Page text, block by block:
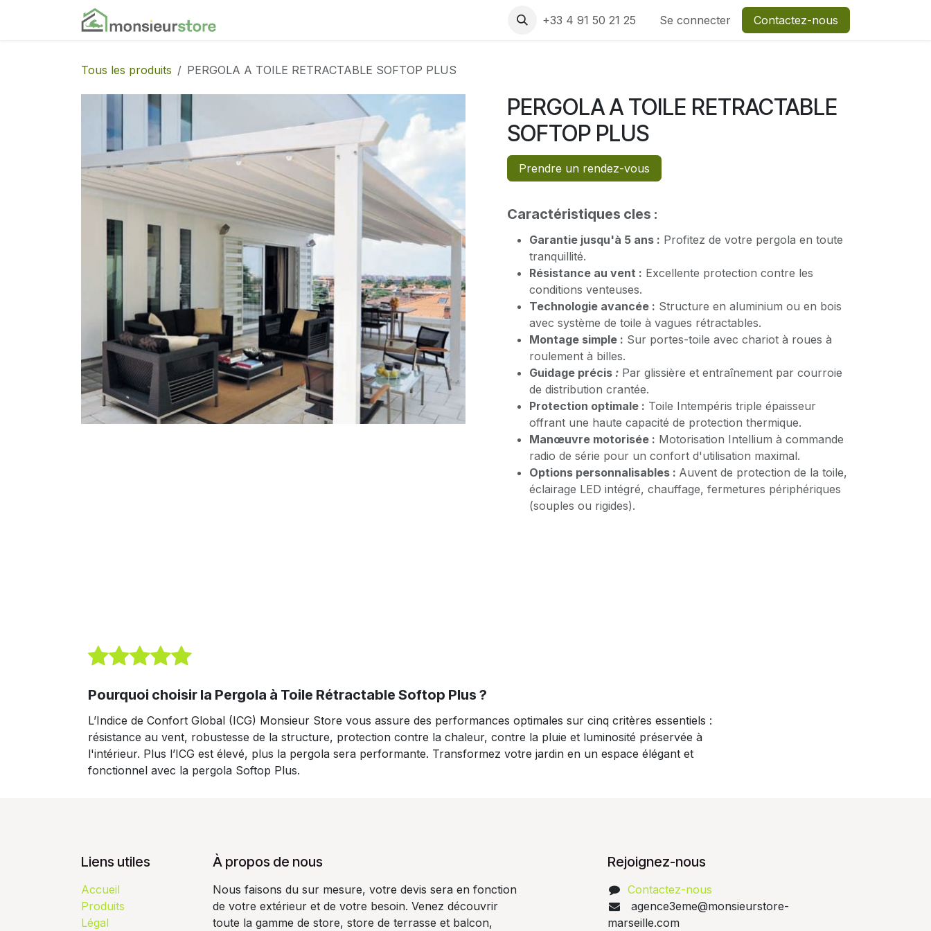
Se rendre au contenu
Recrutement
+33 4 91 50 21 25 Se connecter Contactez-nous
Tous les produits PERGOLA A TOILE RETRACTABLE SOFTOP PLUS
PERGOLA A TOILE RETRACTABLE
SOFTOP PLUS
Prendre un rendez-vous
Caractéristiques cles :
Garantie jusqu'à 5 ans : Profitez de votre pergola en toute
tranquillité.
Résistance au vent : Excellente protection contre les
conditions venteuses.
Technologie avancée : Structure en aluminium ou en bois
avec système de toile à vagues rétractables.
Montage simple : Sur portes-toile avec chariot à roues à
roulement à billes.
Guidage précis : Par glissière et entraînement par courroie
de distribution crantée.
Protection optimale : Toile Intempéris triple épaisseur
offrant une haute capacité de protection thermique.
Manœuvre motorisée : Motorisation Intellium à commande
radio de série pour un confort d'utilisation maximal.
Options personnalisables : Auvent de protection de la toile,
éclairage LED intégré, chauffage, fermetures périphériques
(souples ou rigides).
Pourquoi choisir la Pergola à Toile Rétractable Softop Plus ?
L’Indice de Confort Global (ICG) Monsieur Store vous assure des performances optimales sur cinq critères essentiels :
résistance au vent, robustesse de la structure, protection contre la chaleur, contre la pluie et luminosité préservée à
l'intérieur. Plus l’ICG est élevé, plus la pergola sera performante. Transformez votre jardin en un espace élégant et
fonctionnel avec la pergola Softop Plus.
Liens utiles
Accueil
Produits
Légal
À propos de nous
Nous faisons du sur mesure, votre devis sera en fonction
de votre extérieur et de votre besoin. Venez découvrir
toute la gamme de store, store de terrasse et balcon,
Rejoignez-nous
Contactez-nous
agence3eme@monsieurstore-
marseille.com